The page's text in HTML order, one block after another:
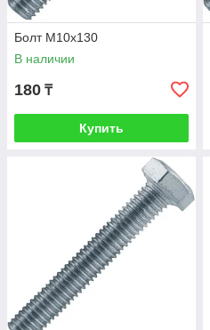
Болт М10х130
В наличии
180 ₸
Купить